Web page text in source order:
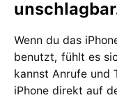
Wenn du das
benutzt, fühlt es
kannst Anrufe und
iPhone direkt auf